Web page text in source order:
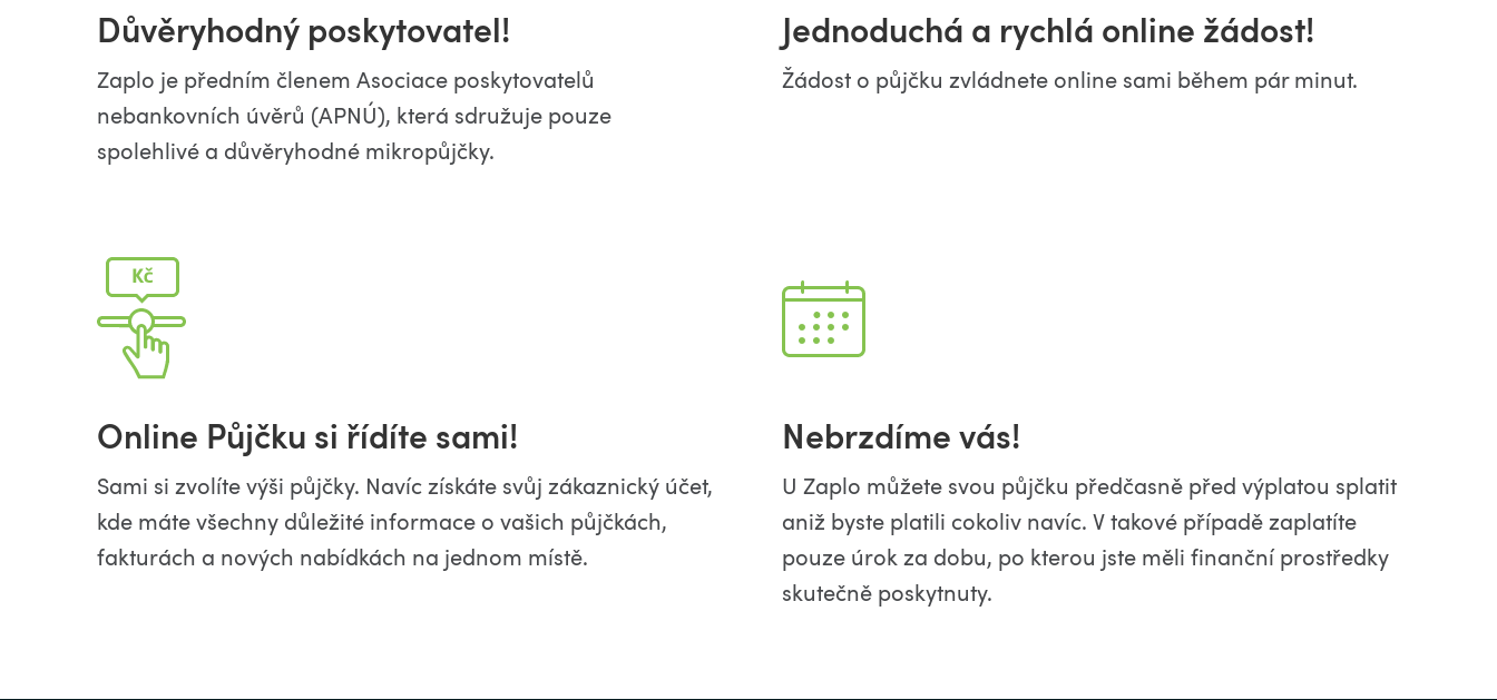
Důvěryhodný poskytovatel!
Zaplo je předním členem Asociace poskytovatelů
nebankovních úvěrů (APNÚ), která sdružuje pouze
spolehlivé a důvěryhodné mikropůjčky.
Jednoduchá a rychlá online žádost!
Žádost o půjčku zvládnete online sami během pár minut.
Online Půjčku si řídíte sami!
Sami si zvolíte výši půjčky. Navíc získáte svůj zákaznický účet,
kde máte všechny důležité informace o vašich půjčkách,
fakturách a nových nabídkách na jednom místě.
Nebrzdíme vás!
U Zaplo můžete svou půjčku předčasně před výplatou splatit
aniž byste platili cokoliv navíc. V takové případě zaplatíte
pouze úrok za dobu, po kterou jste měli finanční prostředky
skutečně poskytnuty.